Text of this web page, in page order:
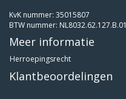
KvK nummer: 35015807
BTW nummer: NL8032.62.127.B.01
Meer informatie
Herroepingsrecht
Klantbeoordelingen